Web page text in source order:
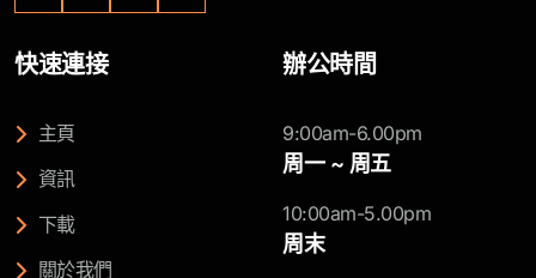
快速連接
主頁
資訊
下載
關於我們
辦公時間
9:00am-6.00pm
周一 ~ 周五
10:00am-5.00pm
周末